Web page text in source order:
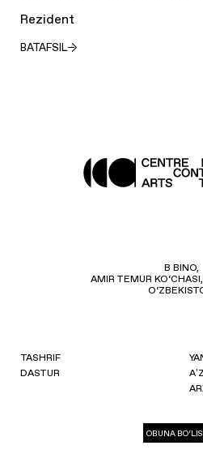
Rezident
BATAFSIL
B BINO,
AMIR TEMUR
TASHRIF
DASTUR
OBUNA